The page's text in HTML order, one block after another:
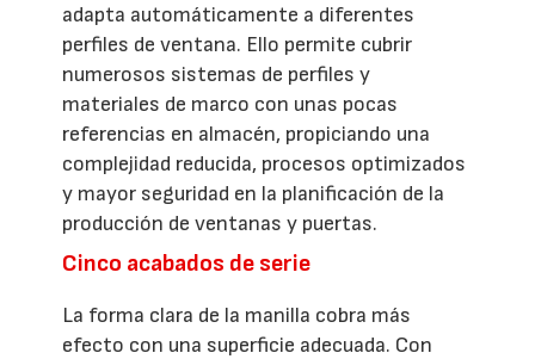
adapta automáticamente a diferentes
perfiles de ventana. Ello permite cubrir
numerosos sistemas de perfiles y
materiales de marco con unas pocas
referencias en almacén, propiciando una
complejidad reducida, procesos optimizados
y mayor seguridad en la planificación de la
producción de ventanas y puertas.
Cinco acabados de serie
La forma clara de la manilla cobra más
efecto con una superficie adecuada. Con